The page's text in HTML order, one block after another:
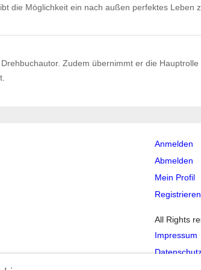
die Möglichkeit ein nach außen perfektes
Zudem übernimmt er die
Anmelden
Abmelden
Mein Profil
Registrieren
All Rights
Impressum